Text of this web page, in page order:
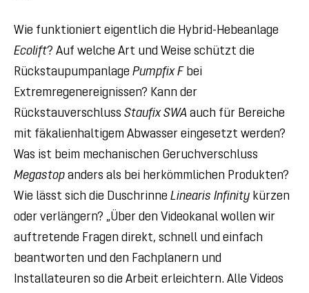
Wie funktioniert eigentlich die Hybrid-Hebeanlage
Ecolift? Auf welche Art und Weise schützt die
Rückstaupumpanlage Pumpfix F bei
Extremregenereignissen? Kann der
Rückstauverschluss Staufix SWA auch für Bereiche
mit fäkalienhaltigem Abwasser eingesetzt werden?
Was ist beim mechanischen Geruchverschluss
Megastop anders als bei herkömmlichen Produkten?
Wie lässt sich die Duschrinne Linearis Infinity kürzen
oder verlängern? „Über den Videokanal wollen wir
auftretende Fragen direkt, schnell und einfach
beantworten und den Fachplanern und
Installateuren so die Arbeit erleichtern. Alle Videos